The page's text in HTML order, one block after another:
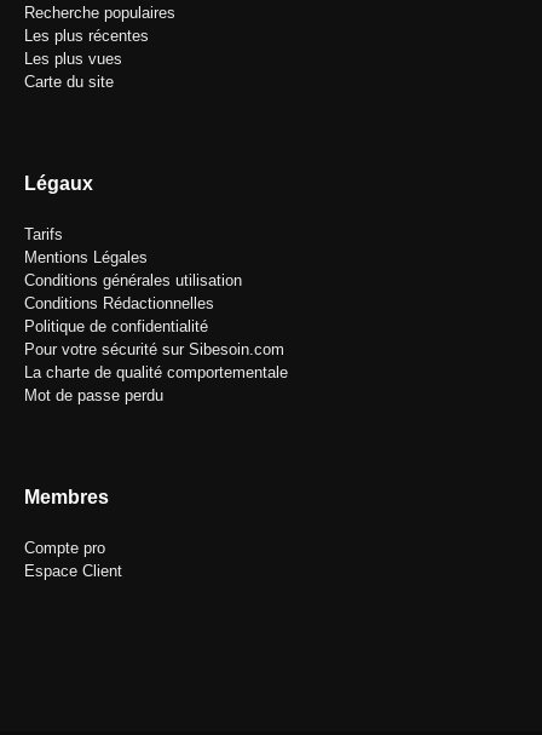
Recherche populaires
Les plus récentes
Les plus vues
Carte du site
Légaux
Tarifs
Mentions Légales
Conditions générales utilisation
Conditions Rédactionnelles
Politique de confidentialité
Pour votre sécurité sur Sibesoin.com
La charte de qualité comportementale
Mot de passe perdu
Membres
Compte pro
Espace Client